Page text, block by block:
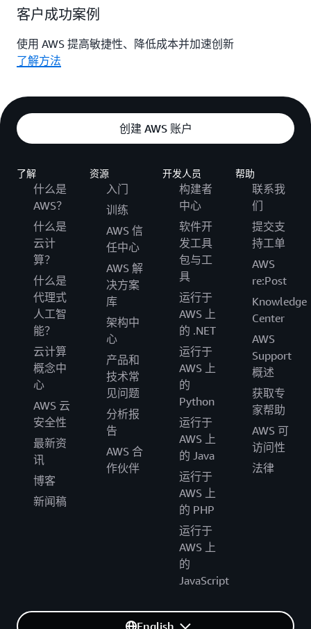
客户成功案例
使用 AWS 提高敏捷性、降低成本并加速创新
了解方法
创建 AWS 账户
了解
什么是
AWS？
什么是
云计
算？
什么是
代理式
人工智
能？
云计算
概念中
心
AWS 云
安全性
最新资
讯
博客
新闻稿
资源
入门
训练
AWS 信
任中心
AWS 解
决方案
库
架构中
心
产品和
技术常
见问题
分析报
告
AWS 合
作伙伴
开发人员
构建者
中心
软件开
发工具
包与工
具
运行于
AWS 上
的 .NET
运行于
AWS 上
的
Python
运行于
AWS 上
的 Java
运行于
AWS 上
的 PHP
运行于
AWS 上
的
JavaScript
帮助
联系我
们
提交支
持工单
AWS
re:Post
Knowledge
Center
AWS
Support
概述
获取专
家帮助
AWS 可
访问性
法律